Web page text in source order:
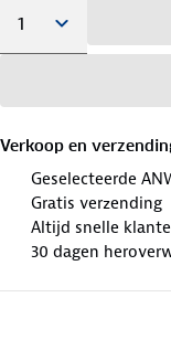
Verkoop en
Geselecteerde
Gratis verzending
Altijd snelle
30 dagen